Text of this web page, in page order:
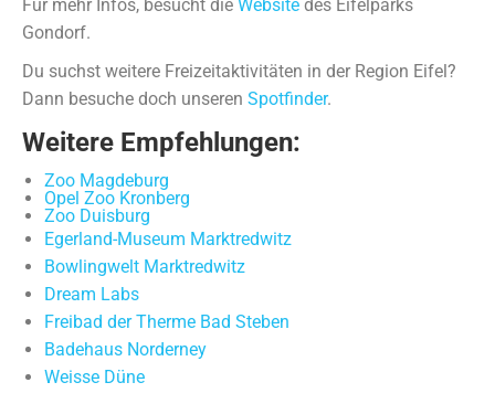
Für mehr Infos, besucht die Website des Eifelparks
Gondorf.
Du suchst weitere Freizeitaktivitäten in der Region Eifel?
Dann besuche doch unseren Spotfinder.
Weitere Empfehlungen:
Zoo Magdeburg
Opel Zoo Kronberg
Zoo Duisburg
Egerland-Museum Marktredwitz
Bowlingwelt Marktredwitz
Dream Labs
Freibad der Therme Bad Steben
Badehaus Norderney
Weisse Düne